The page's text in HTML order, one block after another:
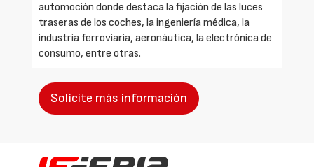
automoción donde destaca la fijación de las luces
traseras de los coches, la ingeniería médica, la
industria ferroviaria, aeronáutica, la electrónica de
consumo, entre otras.
Solicite más información